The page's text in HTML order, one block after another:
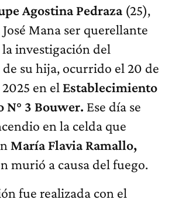
Agostina Pedraza(25),
Mana ser querellante
investigación del
su hija, ocurrido el 20 de
en el Establecimiento
N° 3 Bouwer. Ese día se
en la celda que
María Flavia Ramallo,
murió a causa del fuego.
fue realizada con el